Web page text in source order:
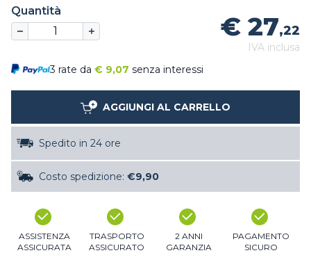
Quantità
€ 27,22
IVA inclusa
3 rate da € 9,07 senza interessi
AGGIUNGI AL CARRELLO
Spedito in 24 ore
Costo spedizione: €9,90
ASSISTENZA
ASSICURATA
TRASPORTO
ASSICURATO
2 ANNI
GARANZIA
PAGAMENTO
SICURO